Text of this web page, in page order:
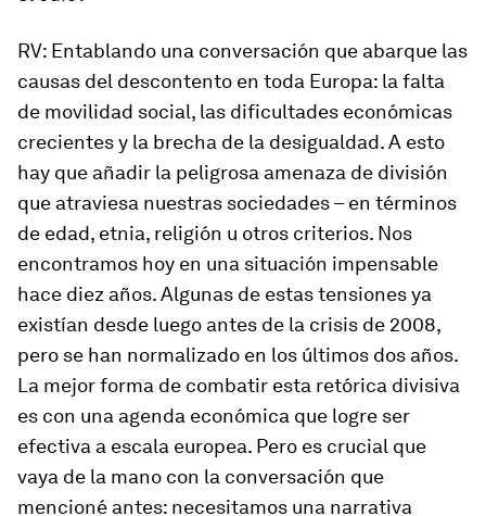
RV: Entablando una conversación que abarque las
causas del descontento en toda Europa: la falta
de movilidad social, las dificultades económicas
crecientes y la brecha de la desigualdad. A esto
hay que añadir la peligrosa amenaza de división
que atraviesa nuestras sociedades – en términos
de edad, etnia, religión u otros criterios. Nos
encontramos hoy en una situación impensable
hace diez años. Algunas de estas tensiones ya
existían desde luego antes de la crisis de 2008,
pero se han normalizado en los últimos dos años.
La mejor forma de combatir esta retórica divisiva
es con una agenda económica que logre ser
efectiva a escala europea. Pero es crucial que
vaya de la mano con la conversación que
mencioné antes: necesitamos una narrativa